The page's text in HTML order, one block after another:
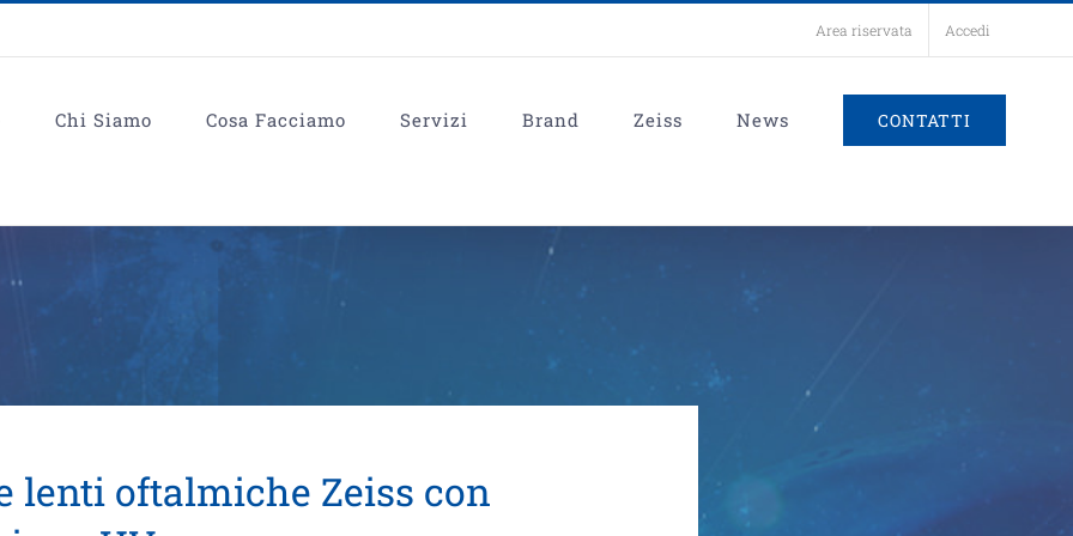
Area riservata Accedi
Chi Siamo Cosa Facciamo Servizi Brand Zeiss News CONTATTI
lenti oftalmiche Zeiss con